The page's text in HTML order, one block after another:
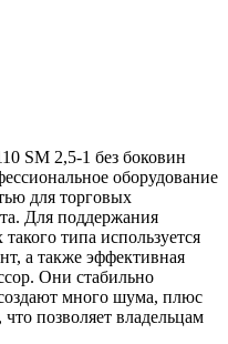
SM 2,5-1 без боковин
оборудование
для торговых
Для поддержания
типа используется
а также эффективная
Они стабильно
много шума, плюс
позволяет владельцам